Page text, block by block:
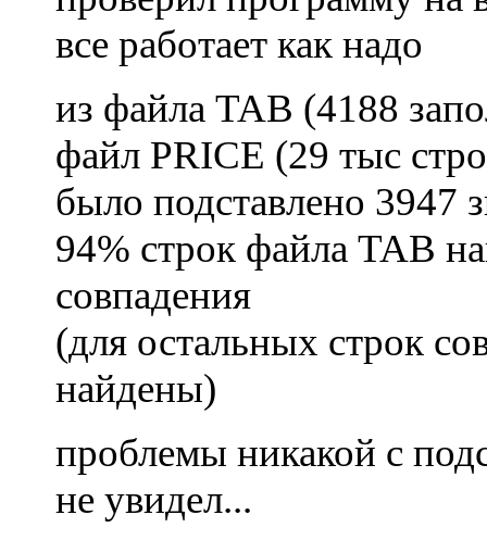
все работает как надо
из файла TAB (4188
файл PRICE (29 тыс
было подставлено 3947
94% строк файла TAB
совпадения
(для остальных строк
найдены)
проблемы никакой с
не увидел...